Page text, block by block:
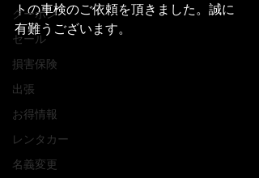
クーポン
セール
損害保険
出張
お得情報
レンタカー
名義変更
トの車検のご依頼を頂きました。誠に
有難うございます。